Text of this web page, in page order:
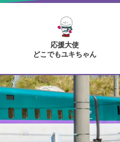
応援大使
どこでもユキちゃん